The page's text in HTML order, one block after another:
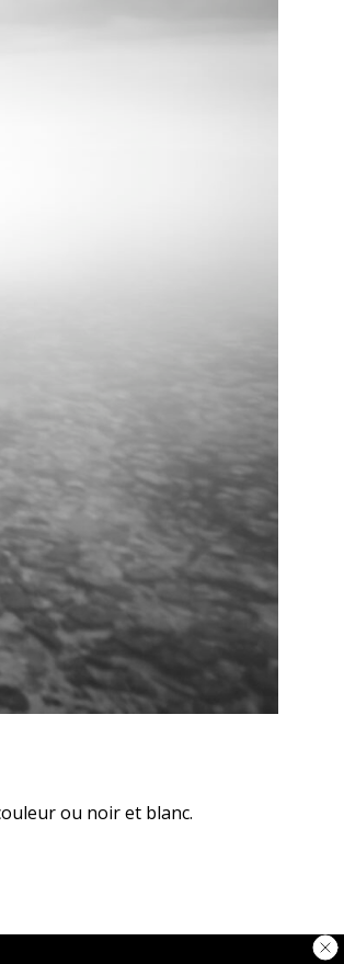
ou noir et blanc.